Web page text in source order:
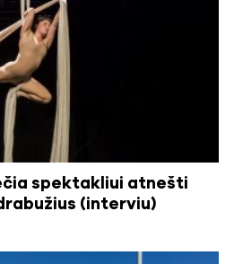
spektakliui atnešti
(interviu)